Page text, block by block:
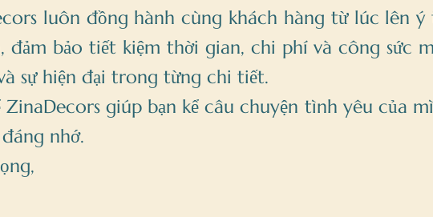
luôn đồng hành cùng khách hàng từ lúc lên
đảm bảo tiết kiệm thời gian, chi phí và công sức
sự hiện đại trong từng chi tiết.
ZinaDecors giúp bạn kể câu chuyện tình yêu của
nhớ.